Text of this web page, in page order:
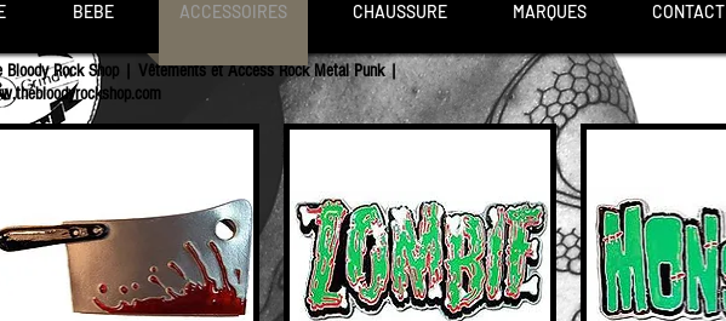
BEBE ACCESSOIRES CHAUSSURE MARQUES CONTACT
Bloody Rock Shop | Vêtements et Access Rock Metal Punk |